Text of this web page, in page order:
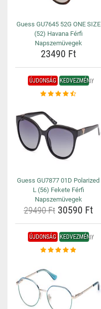
Guess GU7645 52G ONE SIZE
(52) Havana Férfi
Napszemüvegek
23490 Ft
ÚJDONSÁG KEDVEZMÉNY
Guess GU7877 01D Polarized
L (56) Fekete Férfi
Napszemüvegek
29490 Ft30590 Ft
ÚJDONSÁG KEDVEZMÉNY